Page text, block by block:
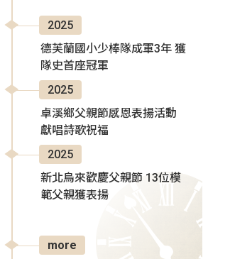
2025
德芙蘭國小少棒隊成軍3年 獲
隊史首座冠軍
2025
卓溪鄉父親節感恩表揚活動
獻唱詩歌祝福
2025
新北烏來歡慶父親節 13位模
範父親獲表揚
more